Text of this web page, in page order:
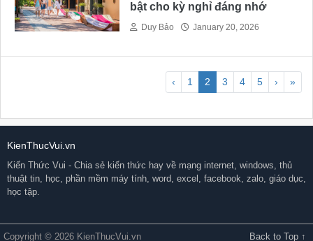
bật cho kỳ nghỉ đáng nhớ
Duy Bảo January 20, 2026
‹ 1 2 3 4 5 › »
KienThucVui.vn
Kiến Thức Vui - Chia sẻ kiến thức hay về mạng internet, windows, thủ
thuật tin, học, phần mềm máy tính, word, excel, facebook, zalo, giáo dục,
học tập.
Copyright © 2026 KienThucVui.vn Back to Top ↑